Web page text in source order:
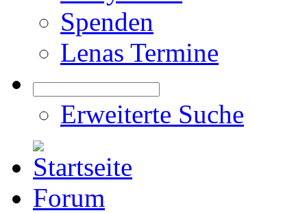
Spenden
Lenas Termine
Erweiterte Suche
Forum